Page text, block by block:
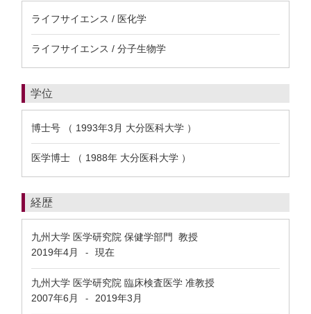
ライフサイエンス / 医化学
ライフサイエンス / 分子生物学
学位
博士号 （ 1993年3月 大分医科大学 ）
医学博士 （ 1988年 大分医科大学 ）
経歴
九州大学 医学研究院 保健学部門 教授
2019年4月
- 現在
九州大学 医学研究院 臨床検査医学 准教授
2007年6月
- 2019年3月